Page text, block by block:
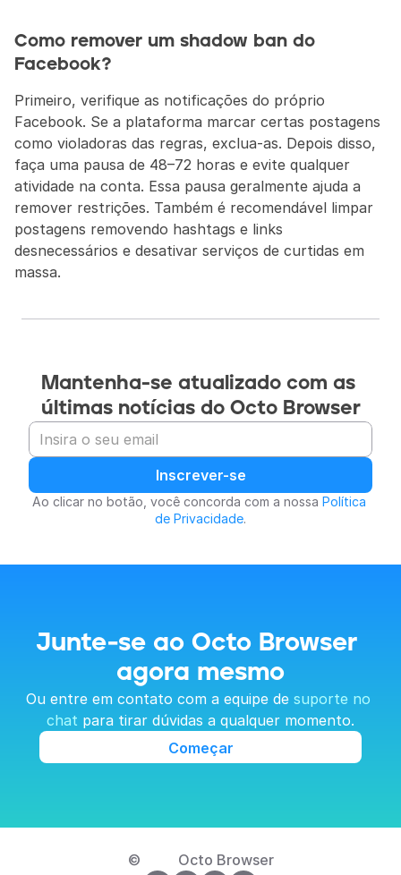
Como remover um shadow ban do
Facebook?
Primeiro, verifique as notificações do próprio
Facebook. Se a plataforma marcar certas postagens
como violadoras das regras, exclua-as. Depois disso,
faça uma pausa de 48–72 horas e evite qualquer
atividade na conta. Essa pausa geralmente ajuda a
remover restrições. Também é recomendável limpar
postagens removendo hashtags e links
desnecessários e desativar serviços de curtidas em
massa.
Mantenha-se atualizado com as
últimas notícias do Octo Browser
Inscrever-se
Ao clicar no botão, você concorda com a nossa Política
de Privacidade.
Junte-se ao Octo Browser
agora mesmo
Ou entre em contato com a equipe de suporte no
chat para tirar dúvidas a qualquer momento.
Começar
© Octo Browser